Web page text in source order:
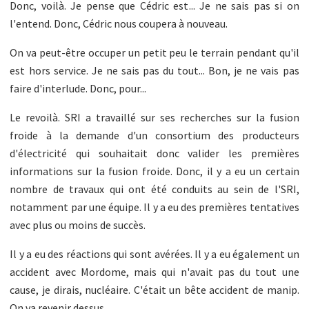
Donc, voilà. Je pense que Cédric est... Je ne sais pas si on
l'entend. Donc, Cédric nous coupera à nouveau.
On va peut-être occuper un petit peu le terrain pendant qu'il
est hors service. Je ne sais pas du tout... Bon, je ne vais pas
faire d'interlude. Donc, pour...
Le revoilà. SRI a travaillé sur ses recherches sur la fusion
froide à la demande d'un consortium des producteurs
d'électricité qui souhaitait donc valider les premières
informations sur la fusion froide. Donc, il y a eu un certain
nombre de travaux qui ont été conduits au sein de l'SRI,
notamment par une équipe. Il y a eu des premières tentatives
avec plus ou moins de succès.
Il y a eu des réactions qui sont avérées. Il y a eu également un
accident avec Mordome, mais qui n'avait pas du tout une
cause, je dirais, nucléaire. C'était un bête accident de manip.